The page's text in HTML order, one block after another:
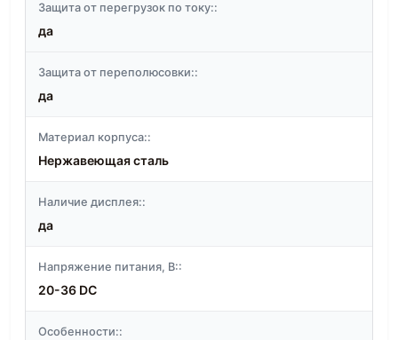
Защита от перегрузок по току::
да
Защита от переполюсовки::
да
Материал корпуса::
Нержавеющая сталь
Наличие дисплея::
да
Напряжение питания, В::
20-36 DC
Особенности::